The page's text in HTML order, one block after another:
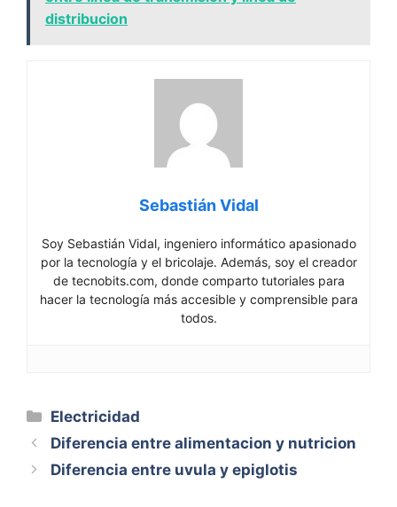
distribucion
Sebastián Vidal
Soy Sebastián Vidal, ingeniero informático apasionado
por la tecnología y el bricolaje. Además, soy el creador
de tecnobits.com, donde comparto tutoriales para
hacer la tecnología más accesible y comprensible para
todos.
Categorías
Electricidad
Diferencia entre alimentacion y nutricion
Diferencia entre uvula y epiglotis